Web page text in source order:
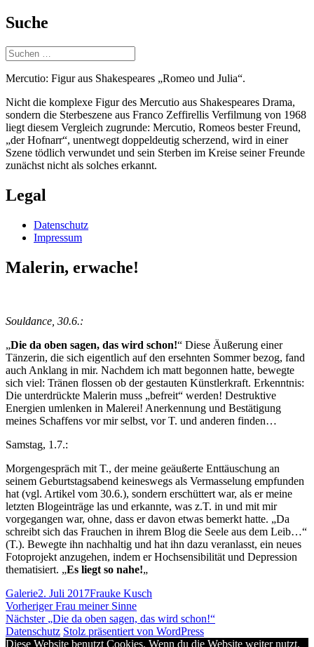
Suche
Suchen
nach:
Mercutio: Figur aus Shakespeares „Romeo und Julia“.
Nicht die komplexe Figur des Mercutio aus Shakespeares Drama,
sondern die Sterbeszene aus Franco Zeffirellis Verfilmung von 1968
liegt diesem Vergleich zugrunde: Mercutio, Romeos bester Freund,
„der Hofnarr“, unentwegt doppeldeutig scherzend, wird in einer
Szene tödlich verwundet und sein Sterben im Kreise seiner Freunde
zunächst nicht als solches erkannt.
Legal
Datenschutz
Impressum
Malerin, erwache!
Souldance, 30.6.:
„Die da oben sagen, das wird schon!“ Diese Äußerung einer
Tänzerin, die sich eigentlich auf den ersehnten Sommer bezog, fand
auch Anklang in mir. Nachdem ich matt begonnen hatte, bewegte
sich viel: Tränen flossen ob der gestauten Künstlerkraft. Erkenntnis:
Die unterdrückte Malerin muss „befreit“ werden! Destruktive
Energien umlenken in Malerei! Anerkennung und Bestätigung
meines Schaffens vor mir selbst, vor T. und anderen finden…
Samstag, 1.7.:
Morgengespräch mit T., der meine geäußerte Enttäuschung an
seinem Geburtstagsabend keineswegs als Vermasselung empfunden
hat (vgl. Artikel vom 30.6.), sondern erschüttert war, als er meine
letzten Blogeinträge las und erkannte, was z.T. in und mit mir
vorgegangen war, ohne, dass er davon etwas bemerkt hatte. „Da
schreibt sich das Frauchen in ihrem Blog die Seele aus dem Leib…“
(T.). Bewegte ihn nachhaltig und hat ihn dazu veranlasst, ein neues
Fotoprojekt anzugehen, indem er Hochsensibilität und Depression
thematisiert. „Es liegt so nahe!„
Format
GalerieVeröffentlicht
am
2. Juli 2017Autor
Frauke Kusch
Beitragsnavigation
Vorheriger Vorheriger
Beitrag:
Frau meiner Sinne
Nächster
Nächster
Beitrag:
„Die da oben sagen, das wird schon!“
Datenschutz Stolz präsentiert von WordPress
Diese Website benutzt Cookies. Wenn du die Website weiter nutzt,